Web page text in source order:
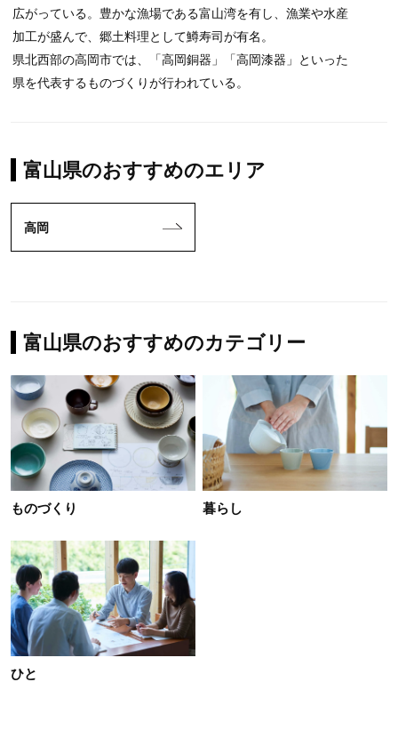
広がっている。豊かな漁場である富山湾を有し、漁業や水産
加工が盛んで、郷土料理として鱒寿司が有名。
県北西部の高岡市では、「高岡銅器」「高岡漆器」といった
県を代表するものづくりが行われている。
富山県のおすすめのエリア
高岡
富山県のおすすめのカテゴリー
ものづくり 暮らし
ひと